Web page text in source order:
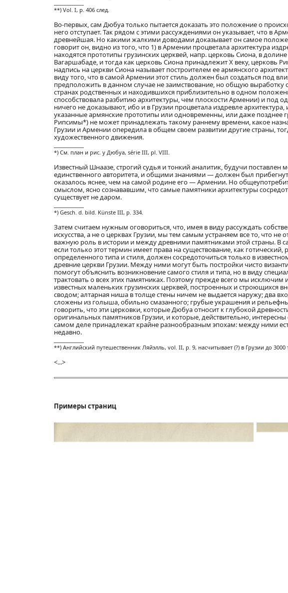
**) Vol. I, p. 406 след.
Во-первых, сам Дюбуа только пытается доказать это положение о
него отступает. Так рядом с этими рассуждениями он указывает, что в
древнейшая. Но какими жалкими доводами доказывает он самое
говорит он, видно из того, что 1) в Армении процветала архитектура
находятся прототипы грузинских церквей, напр. церковь Сиона, в
Вагаршабаде, и тогда как церковь Сиона принадлежит X веку, церковь
надпись на церкви Сиона называет построителем ее армянского
виду того, что в самой Армении этот стиль должен был создаться под
предположить в данном случае не заимствование, но общую выработку
странах родственных и находившихся приблизительно в одном
способствовала разбитию архитектуры, чем плоскости Армении) и
ничего не доказывают, ибо и в Грузии процветала издревле
указанные армянские прототипы или одновременны, или даже позднее
Рипсимы*) не может принадлежать такому раннему времени, какое
Грузии и Армении опередила в общем своем развитии другие страны,
художественного движения.
*) См. план и рис. у Дюбуа, série III, pl. VIII.
Известный Шнаазе, строгий судья и тонкий аналитик, будучи
единственного авторитета, и общими знаниями — должен был
оказалось яснее, чем на самой родине его — Армении. Но
смыслом, ясно сознававшим, что самые памятники архитектуры
существует не даром.
*) Gesch. d. bild. Künste III, p. 334.
Затем считаем нужным оговориться, что, имея в виду рассуждать
искусства, а не о церквах Грузии, мы тем самым устраняем все то, что
важную роль в истории и между древними памятниками этой страны. В
если только этот термин имеет права на существование, как
определенного типа и стиля, должен сосредоточиться только в
древние церкви Грузии. Между ними могут быть постройки чисто
помогут объяснить возникновение самого стиля и типа, но в виду
трактовать о всех этих памятниках. Поэтому прежде всего мы
известных маленьких грузинских церквей, построенных и
сводом; алтарная ниша в толще стены ничем не выдается наружу; два
сложены из голыша, обильно смазанного; грубые украшения и
говорить, что эти церковки, которые Дюбуа относит к глубокой
оригинальных памятников Грузии, и которые, действительно,
самом деле принадлежат крайне разнообразным эпохам: между ними
недавно.
**) Английский путешественник Ляйэлль, vol. II, p. 9, насчитывает (?) в Грузии до 3000
<...>
Примеры страниц